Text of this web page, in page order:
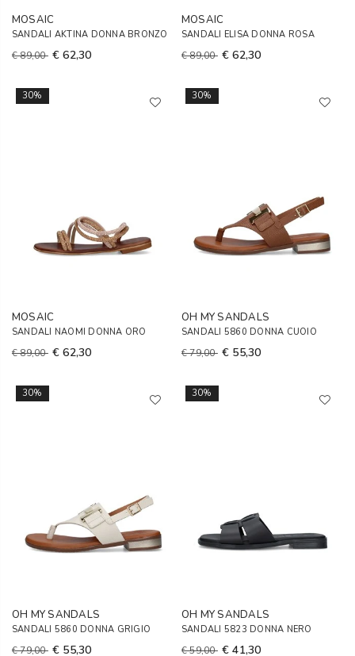
MOSAIC
SANDALI AKTINA DONNA BRONZO
€ 89,00 € 62,30
MOSAIC
SANDALI ELISA DONNA ROSA
€ 89,00 € 62,30
30%
MOSAIC
SANDALI NAOMI DONNA ORO
€ 89,00 € 62,30
30%
OH MY SANDALS
SANDALI 5860 DONNA CUOIO
€ 79,00 € 55,30
30%
OH MY SANDALS
SANDALI 5860 DONNA GRIGIO
€ 79,00 € 55,30
30%
OH MY SANDALS
SANDALI 5823 DONNA NERO
€ 59,00 € 41,30